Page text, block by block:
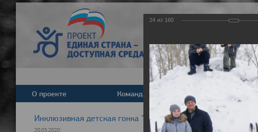
О проекте Команда
Инклюзивная детская гонка "Лыжня здоровья" 2020
20.03.2020
24 из 160